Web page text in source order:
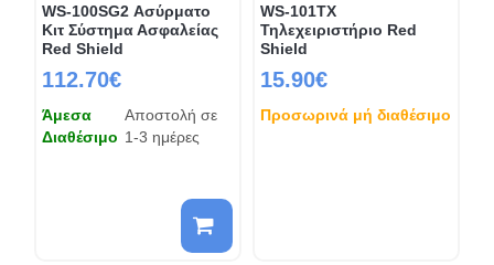
WS-100SG2 Ασύρματο
Κιτ Σύστημα Ασφαλείας
Red Shield
112.70€
Άμεσα
Διαθέσιμο
Αποστολή σε
1-3 ημέρες
WS-101TX
Τηλεχειριστήριο Red
Shield
15.90€
Προσωρινά μή διαθέσιμο